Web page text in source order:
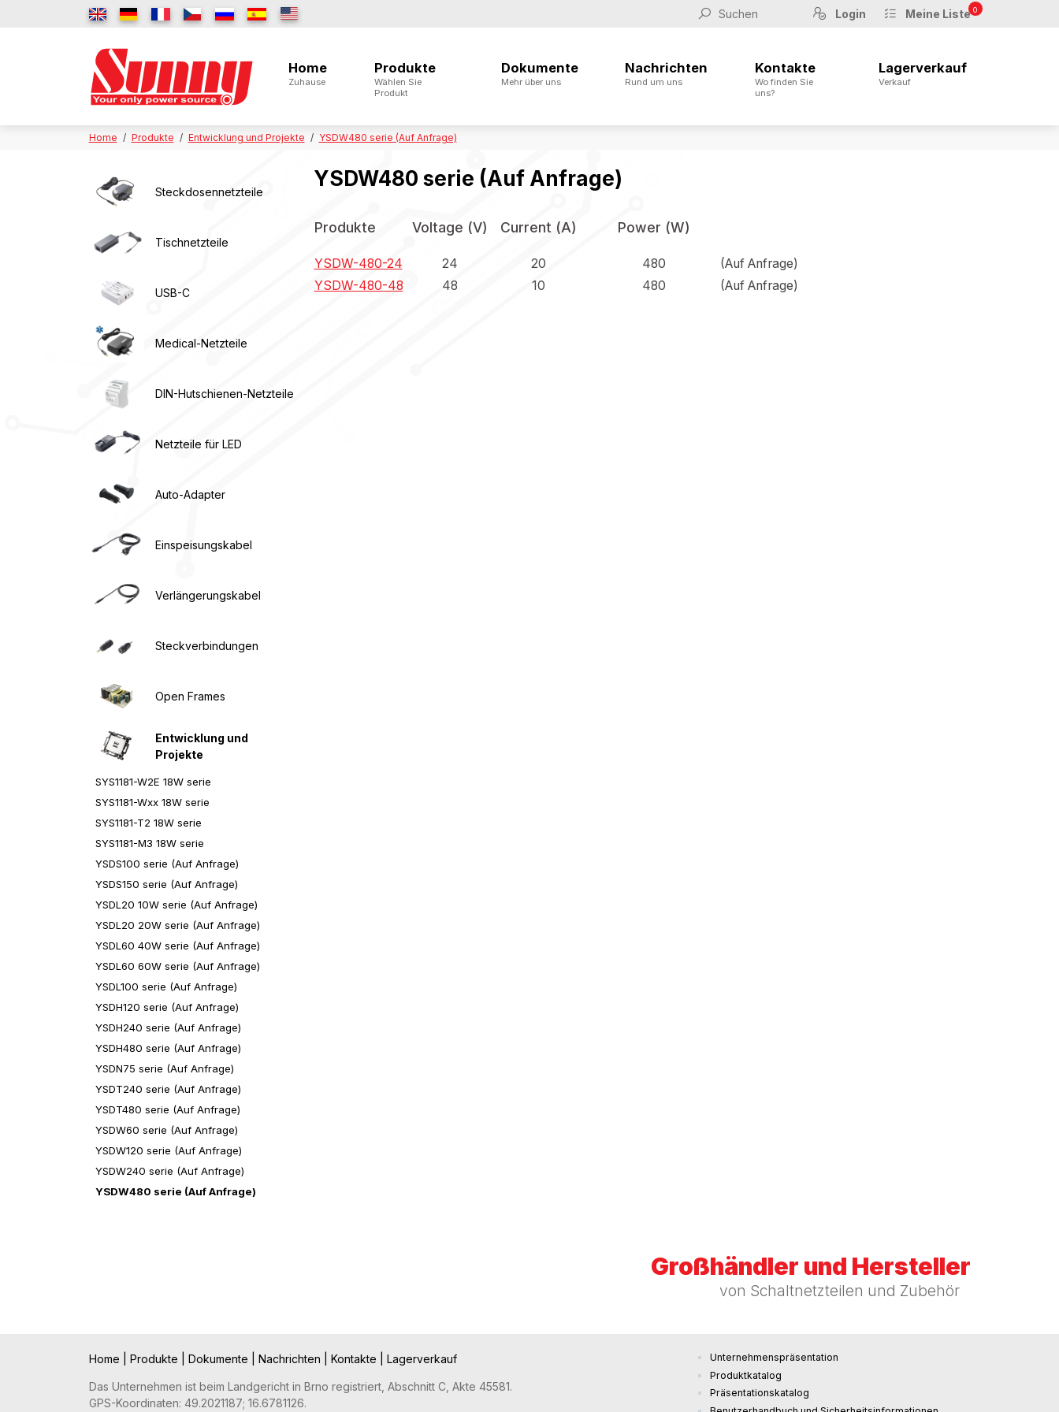
Login Meine Liste 0
Home
Zuhause
Produkte
Wählen Sie
Produkt
Dokumente
Mehr über uns
Nachrichten
Rund um uns
Kontakte
Wo finden Sie
uns?
Lagerverkauf
Verkauf
Home Produkte Entwicklung und Projekte YSDW480 serie (Auf Anfrage)
Steckdosennetzteile
Tischnetzteile
USB-C
Medical-Netzteile
DIN-Hutschienen-Netzteile
Netzteile für LED
Auto-Adapter
Einspeisungskabel
Verlängerungskabel
Steckverbindungen
Open Frames
Entwicklung und
Projekte
SYS1181-W2E 18W serie
SYS1181-Wxx 18W serie
SYS1181-T2 18W serie
SYS1181-M3 18W serie
YSDS100 serie (Auf Anfrage)
YSDS150 serie (Auf Anfrage)
YSDL20 10W serie (Auf Anfrage)
YSDL20 20W serie (Auf Anfrage)
YSDL60 40W sеrie (Auf Anfrage)
YSDL60 60W serie (Auf Anfrage)
YSDL100 serie (Auf Anfrage)
YSDH120 serie (Auf Anfrage)
YSDH240 serie (Auf Anfrage)
YSDH480 serie (Auf Anfrage)
YSDN75 serie (Auf Anfrage)
YSDT240 serie (Auf Anfrage)
YSDT480 serie (Auf Anfrage)
YSDW60 serie (Auf Anfrage)
YSDW120 serie (Auf Anfrage)
YSDW240 serie (Auf Anfrage)
YSDW480 serie (Auf Anfrage)
YSDW480 serie (Auf Anfrage)
Produkte Voltage (V) Current (A) Power (W)
YSDW-480-24 24 20 480
(Auf Anfrage)
YSDW-480-48
48 10 480 (Auf Anfrage)
Großhändler und Hersteller
von Schaltnetzteilen und Zubehör
Home Produkte Dokumente Nachrichten Kontakte Lagerverkauf
Das Unternehmen ist beim Landgericht in Brno registriert, Abschnitt C, Akte 45581.
GPS-Koordinaten: 49.2021187; 16.6781126.
Unternehmenspräsentation
Produktkatalog
Präsentationskatalog